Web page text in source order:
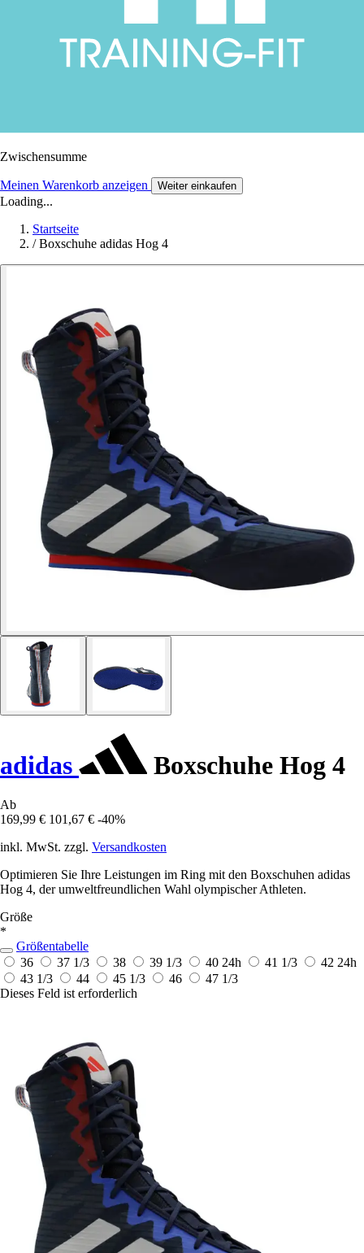
Zwischensumme
Meinen Warenkorb anzeigen Weiter einkaufen
Loading...
Startseite
/ Boxschuhe adidas Hog 4
adidas Boxschuhe Hog 4
Ab
169,99 € 101,67 € -40%
inkl. MwSt. zzgl. Versandkosten
Optimieren Sie Ihre Leistungen im Ring mit den Boxschuhen adidas
Hog 4, der umweltfreundlichen Wahl olympischer Athleten.
Größe
*
Größentabelle
36
37 1/3 38 39 1/3 40 24h 41 1/3 42 24h
43 1/3
44 45 1/3 46
47 1/3
Dieses Feld ist erforderlich